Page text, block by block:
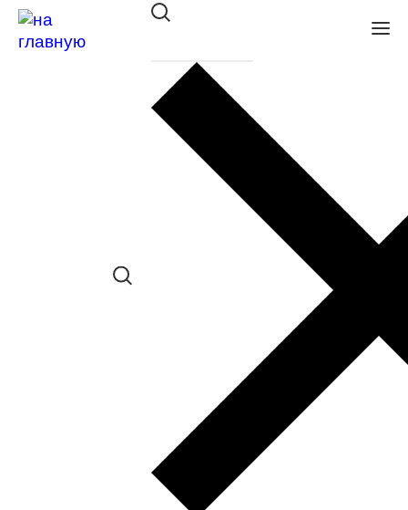
Оправа BALLET CLASSIC
в наличии (Больше 5 шт.) *наличие
товара в конкретном салоне
необходимо уточнять отдельно
Заказать примерку
Закажите понравившуюся модель
в ближайший салон “Оптик-Экспресс”.
*Доступно для Республики